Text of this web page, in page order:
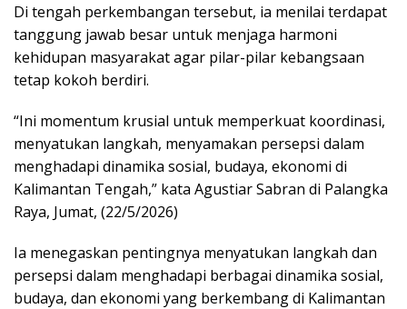
Di tengah perkembangan tersebut, ia menilai terdapat
tanggung jawab besar untuk menjaga harmoni
kehidupan masyarakat agar pilar-pilar kebangsaan
tetap kokoh berdiri.
“Ini momentum krusial untuk memperkuat koordinasi,
menyatukan langkah, menyamakan persepsi dalam
menghadapi dinamika sosial, budaya, ekonomi di
Kalimantan Tengah,” kata Agustiar Sabran di Palangka
Raya, Jumat, (22/5/2026)
Ia menegaskan pentingnya menyatukan langkah dan
persepsi dalam menghadapi berbagai dinamika sosial,
budaya, dan ekonomi yang berkembang di Kalimantan